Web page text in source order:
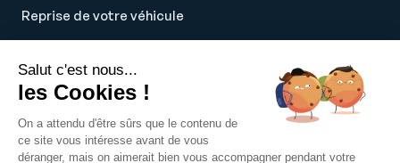
Reprise de votre véhicule
E-Bike Caen
Salut c'est nous...
les Cookies !
On a attendu d'être sûrs que le contenu de
ce site vous intéresse avant de vous
déranger, mais on aimerait bien vous accompagner pendant votre